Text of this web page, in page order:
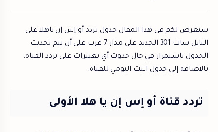
سنعرض لكم في هذا المقال جدول تردد أو إس إن ياهلا على
النايل سات 301 الجديد على مدار 7 غرب على أن يتم تحديث
الجدول باستمرار في حال حدوث أي تغييرات على تردد القناة،
بالاضافة إلى جدول البث اليومي للقناة.
تردد قناة أو إس إن يا هلا الأولى